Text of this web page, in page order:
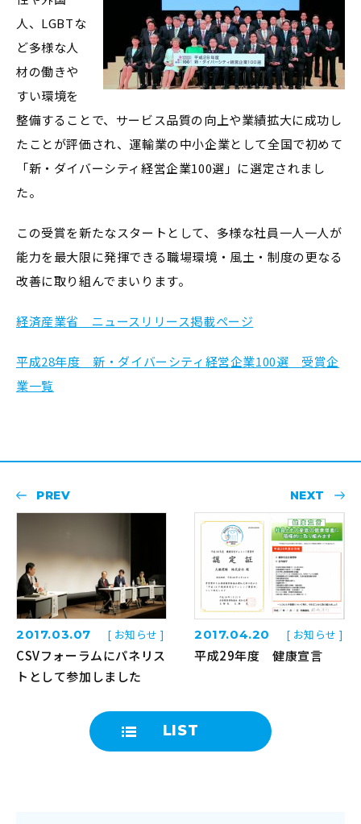
人、LGBTな
ど多様な人
材の働きや
すい環境を
整備することで、サービス品質の向上や業績拡大に成功し
たことが評価され、運輸業の中小企業として全国で初めて
「新・ダイバーシティ経営企業100選」に選定されまし
た。
この受賞を新たなスタートとして、多様な社員一人一人が
能力を最大限に発揮できる職場環境・風土・制度の更なる
改善に取り組んでまいります。
経済産業省 ニュースリリース掲載ページ
平成28年度 新・ダイバーシティ経営企業100選 受賞企
業一覧
PREV
2017.03.07 [ お知らせ ]
CSVフォーラムにパネリス
トとして参加しました
LIST
NEXT
2017.04.20 [ お知らせ ]
平成29年度 健康宣言